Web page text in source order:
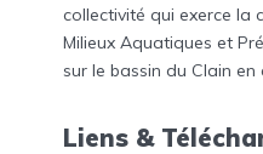
collectivité qui exerce la
Milieux Aquatiques et
sur le bassin du Clain en
Liens &